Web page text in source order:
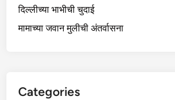
दिल्लीच्या भाभीची चुदाई
मामाच्या जवान मुलीची अंतर्वासना
Categories